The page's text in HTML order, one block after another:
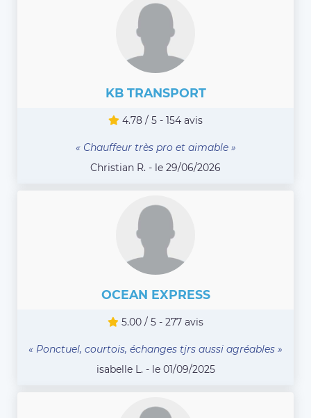
KB TRANSPORT
4.78 / 5 - 154 avis
« Chauffeur très pro et aimable »
Christian R. - le 29/06/2026
OCEAN EXPRESS
5.00 / 5 - 277 avis
« Ponctuel, courtois, échanges tjrs aussi agréables »
isabelle L. - le 01/09/2025